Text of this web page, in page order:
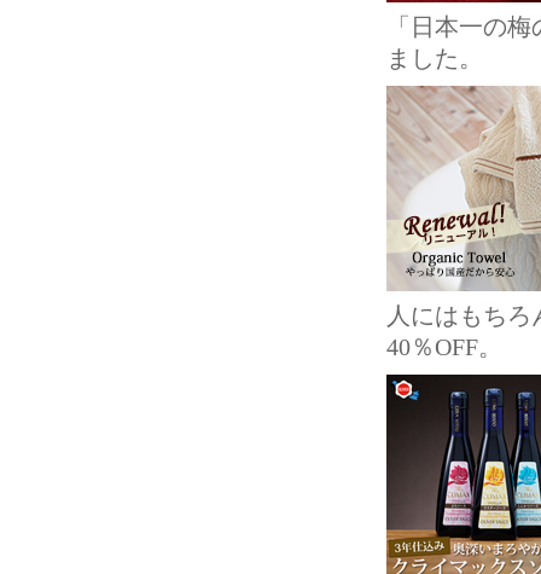
「日本一の
ました。
人にはもち
40％OFF。